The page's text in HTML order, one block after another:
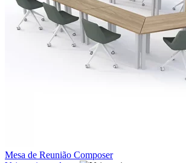
Mesa de Reunião Composer